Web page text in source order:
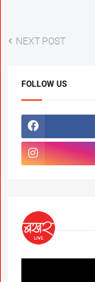
NEXT POST
FOLLOW US